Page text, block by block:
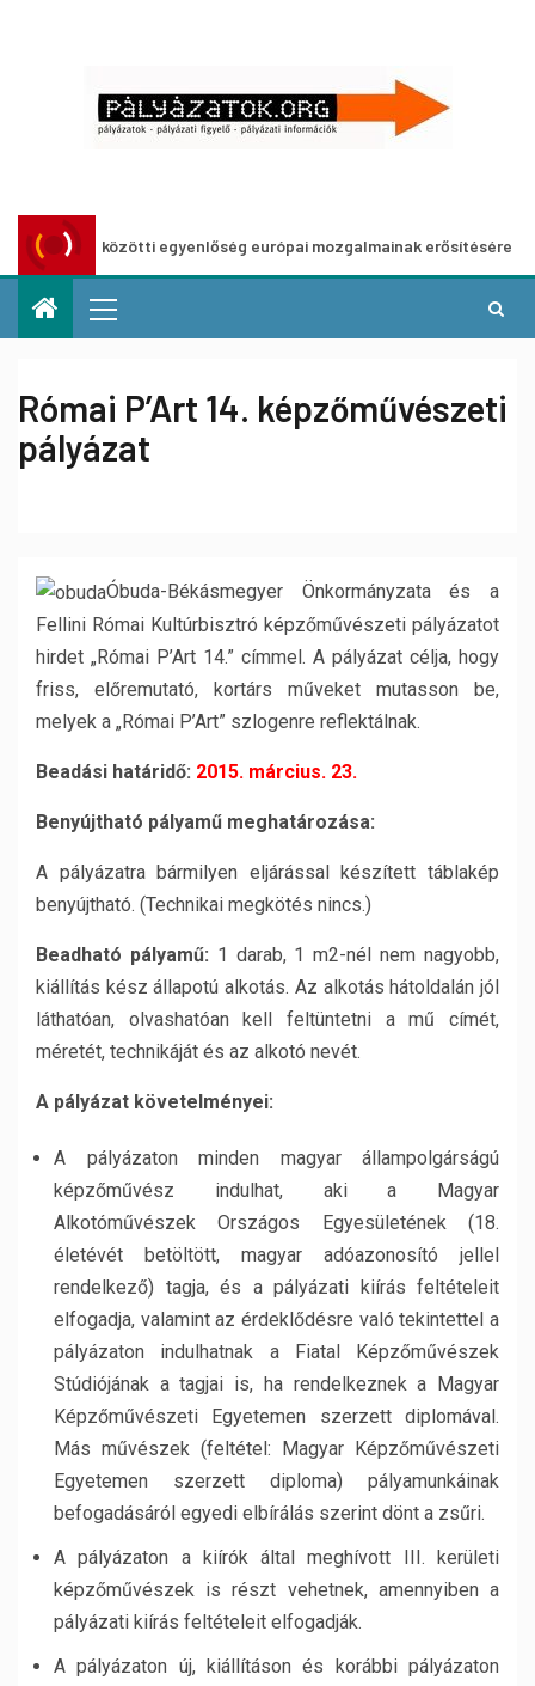
közötti egyenlőség európai mozgalmainak erősítésére
Római P’Art 14. képzőművészeti
pályázat
Óbuda-Békásmegyer Önkormányzata és a
Fellini Római Kultúrbisztró képzőművészeti pályázatot
hirdet „Római P’Art 14.” címmel. A pályázat célja, hogy
friss, előremutató, kortárs műveket mutasson be,
melyek a „Római P’Art” szlogenre reflektálnak.
Beadási határidő: 2015. március. 23.
Benyújtható pályamű meghatározása:
A pályázatra bármilyen eljárással készített táblakép
benyújtható. (Technikai megkötés nincs.)
Beadható pályamű: 1 darab, 1 m2-nél nem nagyobb,
kiállítás kész állapotú alkotás. Az alkotás hátoldalán jól
láthatóan, olvashatóan kell feltüntetni a mű címét,
méretét, technikáját és az alkotó nevét.
A pályázat követelményei:
A pályázaton minden magyar állampolgárságú
képzőművész indulhat, aki a Magyar
Alkotóművészek Országos Egyesületének (18.
életévét betöltött, magyar adóazonosító jellel
rendelkező) tagja, és a pályázati kiírás feltételeit
elfogadja, valamint az érdeklődésre való tekintettel a
pályázaton indulhatnak a Fiatal Képzőművészek
Stúdiójának a tagjai is, ha rendelkeznek a Magyar
Képzőművészeti Egyetemen szerzett diplomával.
Más művészek (feltétel: Magyar Képzőművészeti
Egyetemen szerzett diploma) pályamunkáinak
befogadásáról egyedi elbírálás szerint dönt a zsűri.
A pályázaton a kiírók által meghívott III. kerületi
képzőművészek is részt vehetnek, amennyiben a
pályázati kiírás feltételeit elfogadják.
A pályázaton új, kiállításon és korábbi pályázaton